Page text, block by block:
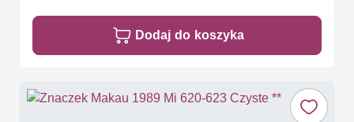
Dodaj do koszyka